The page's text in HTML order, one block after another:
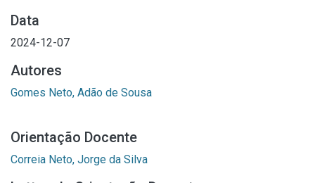
Data
2024-12-07
Autores
Gomes Neto, Adão de Sousa
Orientação Docente
Correia Neto, Jorge da Silva